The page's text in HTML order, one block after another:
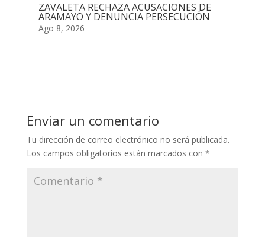
ZAVALETA RECHAZA ACUSACIONES DE
ARAMAYO Y DENUNCIA PERSECUCIÓN
Ago 8, 2026
Enviar un comentario
Tu dirección de correo electrónico no será publicada.
Los campos obligatorios están marcados con *